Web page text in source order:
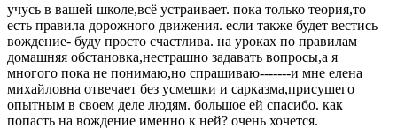
учусь в вашей школе,всё устраивает. пока только теория,то
есть правила дорожного движения. если также будет вестись
вождение- буду просто счастлива. на уроках по правилам
домашняя обстановка,нестрашно задавать вопросы,а я
многого пока не понимаю,но спрашиваю-------и мне елена
михайловна отвечает без усмешки и сарказма,присушего
опытным в своем деле людям. большое ей спасибо. как
попасть на вождение именно к ней? очень хочется.